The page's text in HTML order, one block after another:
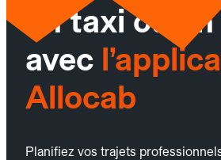
un taxi ou
avec
Allocab
Planifiez vos trajets